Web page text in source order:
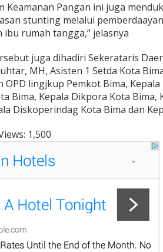
Keamanan Pangan ini juga
stunting melalui
ibu rumah tangga,” jelasnya
juga dihadiri Sekerataris
MH, Asisten 1 Setda Kota
OPD lingjkup Pemkot Bima, Kepala
Bima, Kepala Dikpora Kota Bima,
Diskoperindag Kota Bima dan
1,500